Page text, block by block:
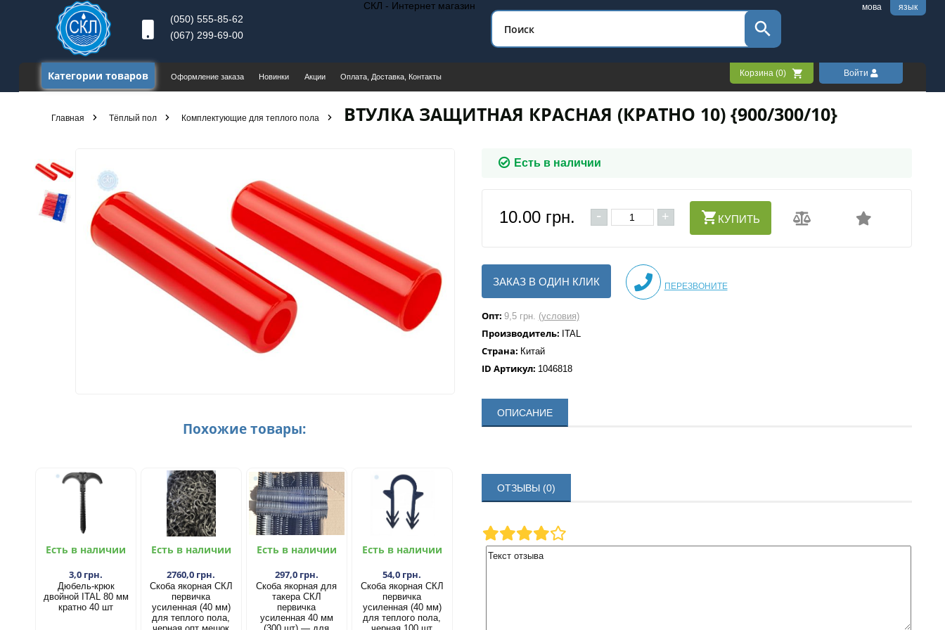
(050) 555-85-62
(067) 299-69-00
СКЛ - Интернет магазин мова язык
Категории товаров Оформление заказа Новинки Акции Оплата, Доставка, Контакты Корзина (0) Войти
Главная Тёплый пол Комплектующие для теплого пола ВТУЛКА ЗАЩИТНАЯ КРАСНАЯ (КРАТНО 10) {900/300/10}
Похожие товары:
Есть в наличии
3,0 грн.
Дюбель-крюк
двойной ITAL 80 мм
кратно 40 шт
Есть в наличии
2760,0 грн.
Скоба якорная СКЛ
первичка
усиленная (40 мм)
для теплого пола,
Есть в наличии
297,0 грн.
Скоба якорная для
такера СКЛ
первичка
усиленная 40 мм
Есть в наличии
54,0 грн.
Скоба якорная СКЛ
первичка
усиленная (40 мм)
для теплого пола,
Есть в наличии
10.00 грн. - + КУПИТЬ
ЗАКАЗ В ОДИН КЛИК ПЕРЕЗВОНИТЕ
Опт: 9,5 грн. (условия)
Производитель: ITAL
Страна: Китай
ID Артикул: 1046818
ОПИСАНИЕ
ОТЗЫВЫ (0)